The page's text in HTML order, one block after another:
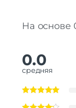
На основе
0.0
средняя